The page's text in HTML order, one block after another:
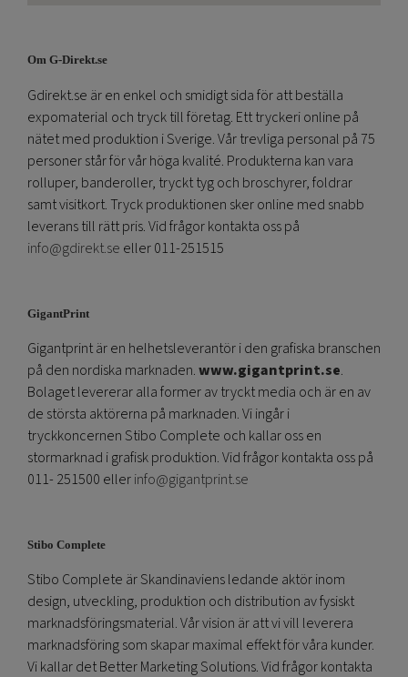
Om G-Direkt.se
Gdirekt.se är en enkel och smidigt sida för att beställa
expomaterial och tryck till företag. Ett tryckeri online på
nätet med produktion i Sverige. Vår trevliga personal på 75
personer står för vår höga kvalité. Produkterna kan vara
rolluper, banderoller, tryckt tyg och broschyrer, foldrar
samt visitkort. Tryck produktionen sker online med snabb
leverans till rätt pris. Vid frågor kontakta oss på
info@gdirekt.se eller 011-251515
GigantPrint
Gigantprint är en helhetsleverantör i den grafiska branschen
på den nordiska marknaden.www.gigantprint.se.
Bolaget levererar alla former av tryckt media och är en av
de största aktörerna på marknaden. Vi ingår i
tryckkoncernen Stibo Complete och kallar oss en
stormarknad i grafisk produktion. Vid frågor kontakta oss på
011- 251500 ellerinfo@gigantprint.se
Stibo Complete
Stibo Complete är Skandinaviens ledande aktör inom
design, utveckling, produktion och distribution av fysiskt
marknadsföringsmaterial. Vår vision är att vi vill leverera
marknadsföring som skapar maximal effekt för våra kunder.
Vi kallar det Better Marketing Solutions. Vid frågor kontakta